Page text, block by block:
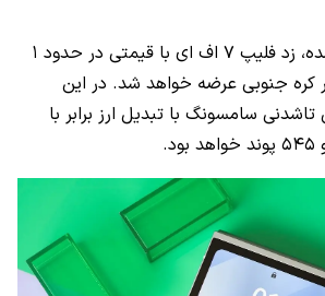
طبق اطلاعات فاش‌شده، زد فلیپ ۷ اف ای با قیمتی در حدود ۱
کره جنوبی عرضه خواهد شد. در این
سامسونگ با تبدیل ارز برابر با